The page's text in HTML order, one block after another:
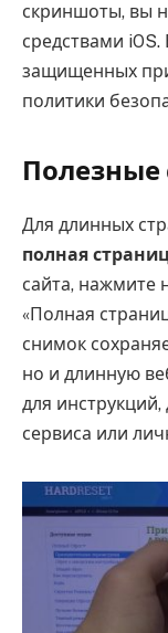
скриншоты, вы
средствами
защищенных
политики
Полезные
Для длинных
полная
сайта, нажмите
«Полная
снимок
но и длинную
для инструкций,
сервиса или